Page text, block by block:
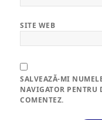
SITE WEB
SALVEAZĂ-MI
NAVIGATOR PENTRU
COMENTEZ.